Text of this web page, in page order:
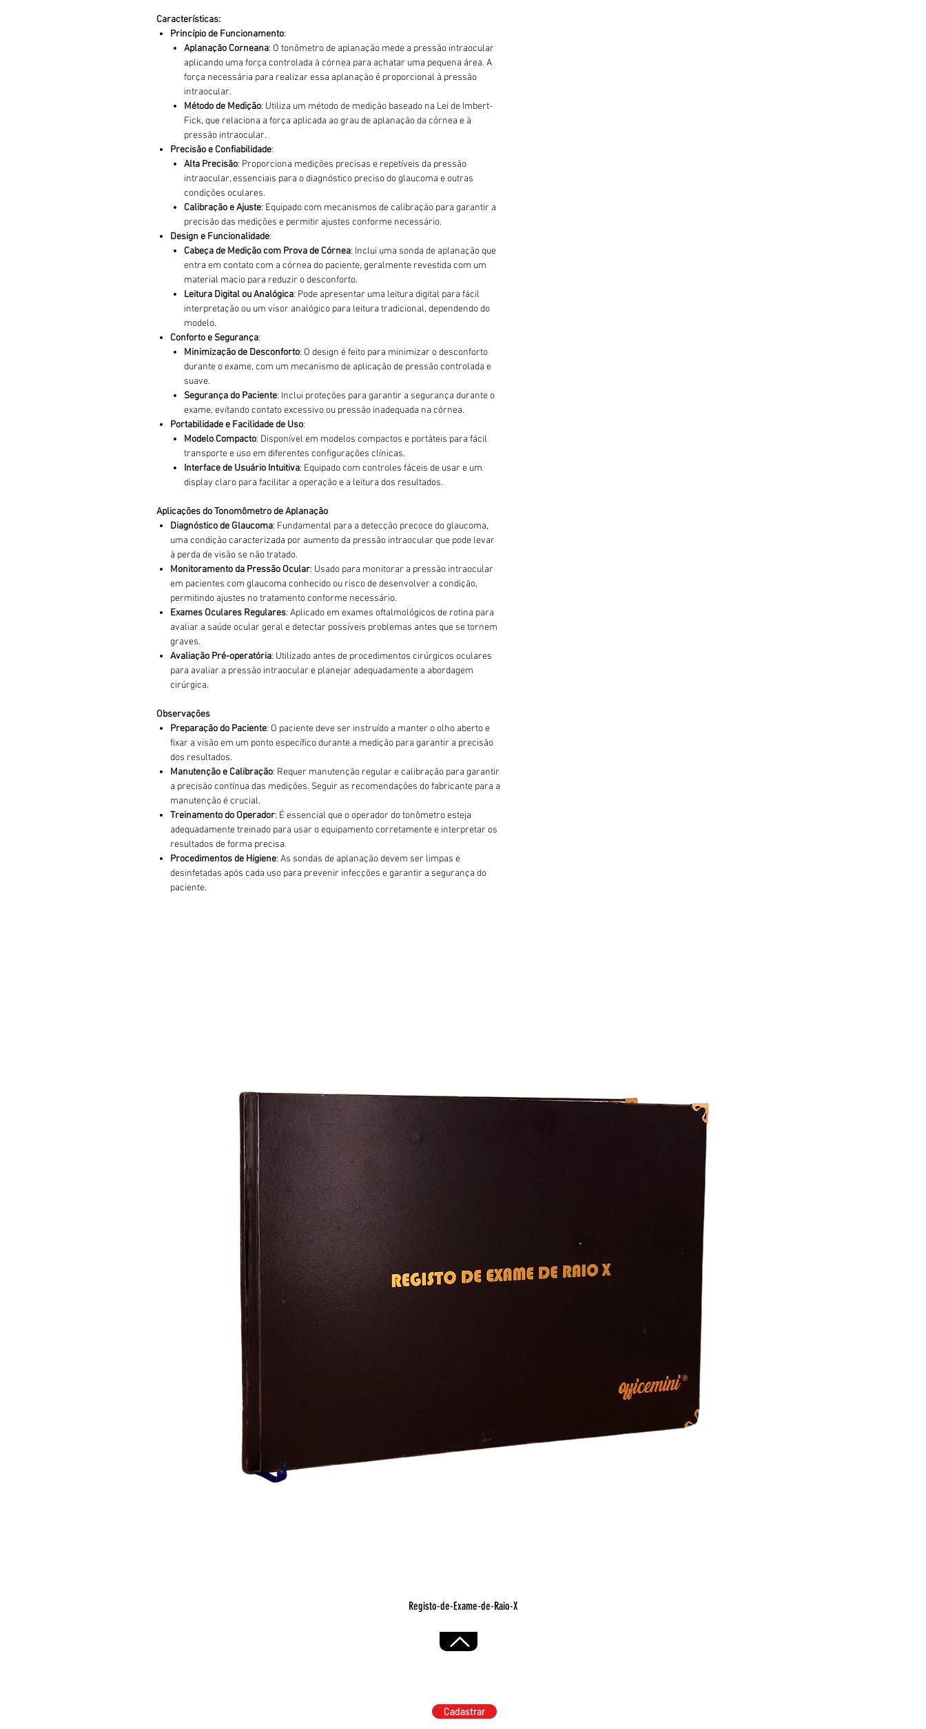
Características:
Princípio de Funcionamento:
Aplanação Corneana: O tonômetro de aplanação mede a pressão intraocular
aplicando uma força controlada à córnea para achatar uma pequena área. A
força necessária para realizar essa aplanação é proporcional à pressão
intraocular.
Método de Medição: Utiliza um método de medição baseado na Lei de Imbert-
Fick, que relaciona a força aplicada ao grau de aplanação da córnea e à
pressão intraocular.
Precisão e Confiabilidade:
Alta Precisão: Proporciona medições precisas e repetíveis da pressão
intraocular, essenciais para o diagnóstico preciso do glaucoma e outras
condições oculares.
Calibração e Ajuste: Equipado com mecanismos de calibração para garantir a
precisão das medições e permitir ajustes conforme necessário.
Design e Funcionalidade:
Cabeça de Medição com Prova de Córnea: Inclui uma sonda de aplanação que
entra em contato com a córnea do paciente, geralmente revestida com um
material macio para reduzir o desconforto.
Leitura Digital ou Analógica: Pode apresentar uma leitura digital para fácil
interpretação ou um visor analógico para leitura tradicional, dependendo do
modelo.
Conforto e Segurança:
Minimização de Desconforto: O design é feito para minimizar o desconforto
durante o exame, com um mecanismo de aplicação de pressão controlada e
suave.
Segurança do Paciente: Inclui proteções para garantir a segurança durante o
exame, evitando contato excessivo ou pressão inadequada na córnea.
Portabilidade e Facilidade de Uso:
Modelo Compacto: Disponível em modelos compactos e portáteis para fácil
transporte e uso em diferentes configurações clínicas.
Interface de Usuário Intuitiva: Equipado com controles fáceis de usar e um
display claro para facilitar a operação e a leitura dos resultados.
Aplicações do Tonomômetro de Aplanação
Diagnóstico de Glaucoma: Fundamental para a detecção precoce do glaucoma,
uma condição caracterizada por aumento da pressão intraocular que pode levar
à perda de visão se não tratado.
Monitoramento da Pressão Ocular: Usado para monitorar a pressão intraocular
em pacientes com glaucoma conhecido ou risco de desenvolver a condição,
permitindo ajustes no tratamento conforme necessário.
Exames Oculares Regulares: Aplicado em exames oftalmológicos de rotina para
avaliar a saúde ocular geral e detectar possíveis problemas antes que se tornem
graves.
Avaliação Pré-operatória: Utilizado antes de procedimentos cirúrgicos oculares
para avaliar a pressão intraocular e planejar adequadamente a abordagem
cirúrgica.
Observações
Preparação do Paciente: O paciente deve ser instruído a manter o olho aberto e
fixar a visão em um ponto específico durante a medição para garantir a precisão
dos resultados.
Manutenção e Calibração: Requer manutenção regular e calibração para garantir
a precisão contínua das medições. Seguir as recomendações do fabricante para a
manutenção é crucial.
Treinamento do Operador: É essencial que o operador do tonômetro esteja
adequadamente treinado para usar o equipamento corretamente e interpretar os
resultados de forma precisa.
Procedimentos de Higiene: As sondas de aplanação devem ser limpas e
desinfetadas após cada uso para prevenir infecções e garantir a segurança do
paciente.
Visualização rápida
Registo-de-Exame-de-Raio-X
Cadastrar